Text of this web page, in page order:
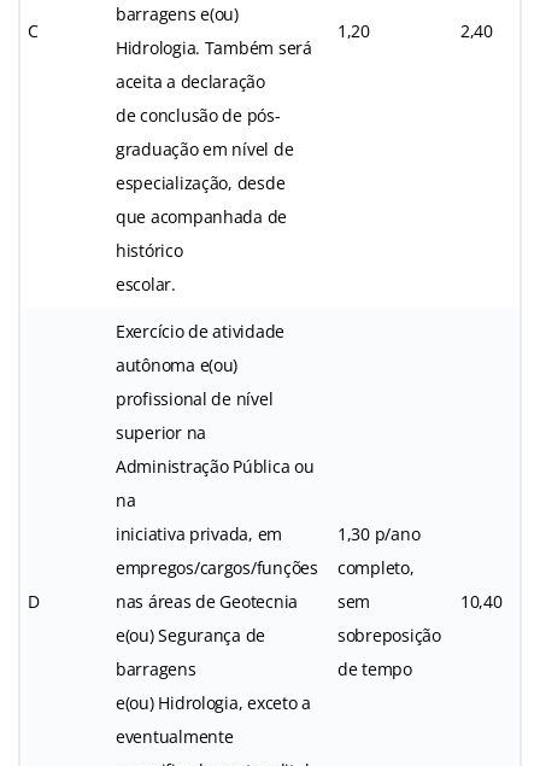
C
barragens e(ou)
Hidrologia. Também será
aceita a declaração
de conclusão de pós-
graduação em nível de
especialização, desde
que acompanhada de
histórico
escolar.
1,20 2,40
D
Exercício de atividade
autônoma e(ou)
profissional de nível
superior na
Administração Pública ou
na
iniciativa privada, em
empregos/cargos/funções
nas áreas de Geotecnia
e(ou) Segurança de
barragens
e(ou) Hidrologia, exceto a
eventualmente
1,30 p/ano
completo,
sem
sobreposição
de tempo
10,40